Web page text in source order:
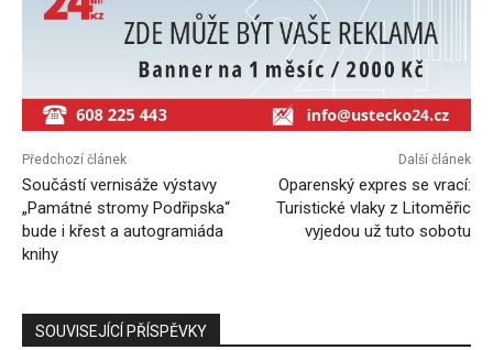
Předchozí článek
Součástí vernisáže výstavy
„Památné stromy Podřipska“
bude i křest a autogramiáda
knihy
Další článek
Oparenský expres se vrací:
Turistické vlaky z Litoměřic
vyjedou už tuto sobotu
SOUVISEJÍCÍ PŘÍSPĚVKY